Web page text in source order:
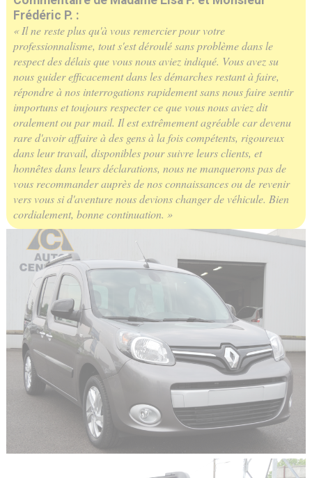
Frédéric P. :
« Il ne reste plus qu'à vous remercier pour votre
professionnalisme, tout s'est déroulé sans problème dans le
respect des délais que vous nous aviez indiqué. Vous avez su
nous guider efficacement dans les démarches restant à faire,
répondre à nos interrogations rapidement sans nous faire sentir
importuns et toujours respecter ce que vous nous aviez dit
oralement ou par mail. Il est extrêmement agréable car devenu
rare d'avoir affaire à des gens à la fois compétents, rigoureux
dans leur travail, disponibles pour suivre leurs clients, et
honnêtes dans leurs déclarations, nous ne manquerons pas de
vous recommander auprès de nos connaissances ou de revenir
vers vous si d'aventure nous devions changer de véhicule. Bien
cordialement, bonne continuation. »